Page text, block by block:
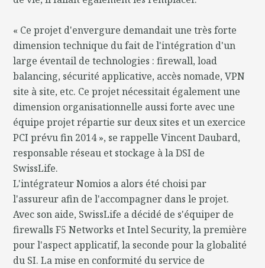
« Ce projet d'envergure demandait une très forte
dimension technique du fait de l'intégration d'un
large éventail de technologies : firewall, load
balancing, sécurité applicative, accès nomade, VPN
site à site, etc. Ce projet nécessitait également une
dimension organisationnelle aussi forte avec une
équipe projet répartie sur deux sites et un exercice
PCI prévu fin 2014 », se rappelle Vincent Daubard,
responsable réseau et stockage à la DSI de
SwissLife.
L'intégrateur Nomios a alors été choisi par
l'assureur afin de l'accompagner dans le projet.
Avec son aide, SwissLife a décidé de s'équiper de
firewalls F5 Networks et Intel Security, la première
pour l'aspect applicatif, la seconde pour la globalité
du SI. La mise en conformité du service de